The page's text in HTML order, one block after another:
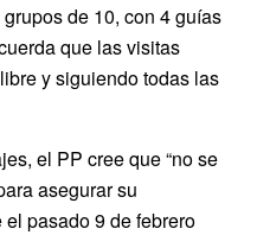
de 10, con 4 guías
que las visitas
y siguiendo todas las
el PP cree que “no se
asegurar su
pasado 9 de febrero